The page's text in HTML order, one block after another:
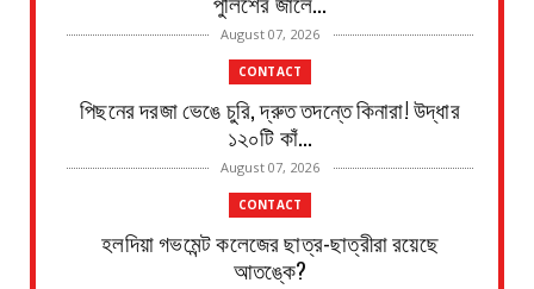
August 07, 2026
CONTACT
পিছনের দরজা ভেঙে চুরি, দ্রুত তদন্তে কিনারা! উদ্ধার
১২০টি কাঁ...
August 07, 2026
CONTACT
হলদিয়া গভমেন্ট কলেজের ছাত্র-ছাত্রীরা রয়েছে
আতঙ্কে?